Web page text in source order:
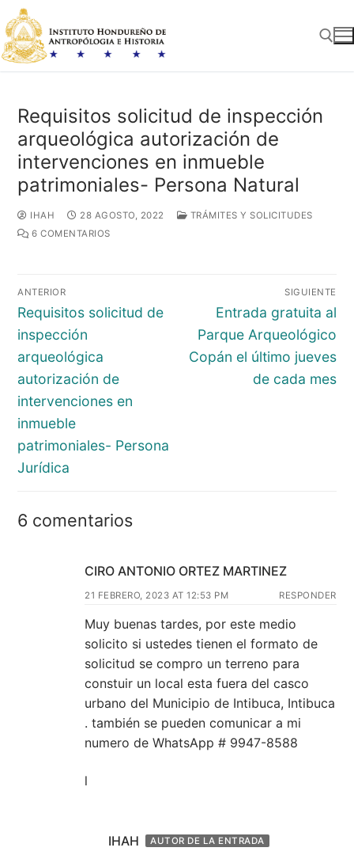
al
contenido
Requisitos solicitud de inspección
arqueológica autorización de
intervenciones en inmueble
patrimoniales- Persona Natural
IHAH 28 AGOSTO, 2022
TRÁMITES Y SOLICITUDES
6 COMENTARIOS
Navegación
de
entradas
ANTERIOR
Entrada
anterior:
Requisitos solicitud de
inspección
arqueológica
autorización de
intervenciones en
inmueble
patrimoniales- Persona
Jurídica
SIGUIENTE
Entrada
siguiente:
Entrada gratuita al
Parque Arqueológico
Copán el último jueves
de cada mes
6 comentarios
CIRO ANTONIO ORTEZ MARTINEZ
21 FEBRERO, 2023 AT 12:53 PM RESPONDER
Muy buenas tardes, por este medio
solicito si ustedes tienen el formato de
solicitud se compro un terreno para
constuir un local esta fuera del casco
urbano del Municipio de Intibuca, Intibuca
. también se pueden comunicar a mi
numero de WhatsApp # 9947-8588
l
IHAH AUTOR DE LA ENTRADA